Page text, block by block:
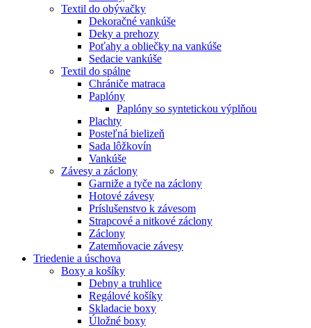
Textil do obývačky
Dekoračné vankúše
Deky a prehozy
Poťahy a obliečky na vankúše
Sedacie vankúše
Textil do spálne
Chrániče matraca
Paplóny
Paplóny so syntetickou výplňou
Plachty
Posteľná bielizeň
Sada lôžkovín
Vankúše
Závesy a záclony
Garniže a tyče na záclony
Hotové závesy
Príslušenstvo k závesom
Strapcové a nitkové záclony
Záclony
Zatemňovacie závesy
Triedenie a úschova
Boxy a košíky
Debny a truhlice
Regálové košíky
Skladacie boxy
Úložné boxy